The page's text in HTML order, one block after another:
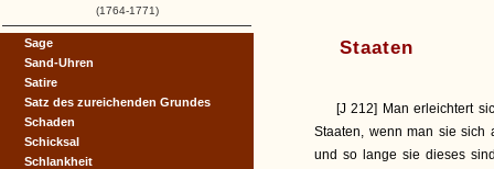
Staaten
[J 212] Man erleichtert
Staaten, wenn man sie sich
und so lange sie dieses
Sage
Sand-Uhren
Satire
Satz des zureichenden Grundes
Schaden
Schicksal
Schlankheit
(1764-1771)